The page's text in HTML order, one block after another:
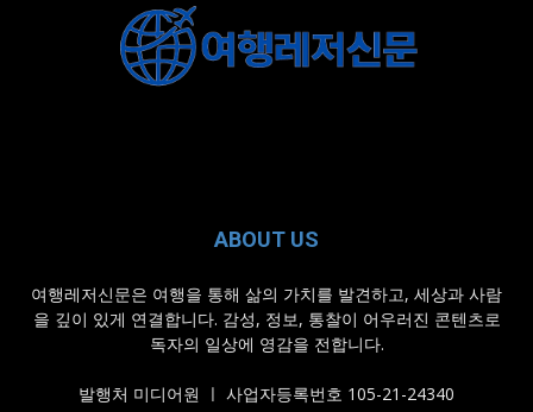
ABOUT US
여행레저신문은 여행을 통해 삶의 가치를 발견하고, 세상과 사람
을 깊이 있게 연결합니다. 감성, 정보, 통찰이 어우러진 콘텐츠로
독자의 일상에 영감을 전합니다.
발행처 미디어원 ㅣ 사업자등록번호 105-21-24340